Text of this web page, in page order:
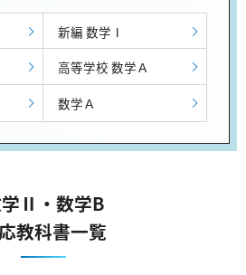
新編 数学Ⅰ
高等学校 数学Ａ
数学Ａ
Ⅱ・数学B
教科書一覧